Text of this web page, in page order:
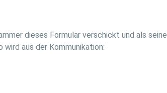
dieses Formular verschickt und als
aus der Kommunikation: